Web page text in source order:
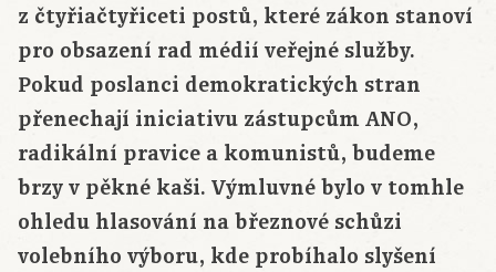
z čtyřiačtyřiceti postů, které zákon stanoví
pro obsazení rad médií veřejné služby.
Pokud poslanci demokratických stran
přenechají iniciativu zástupcům ANO,
radikální pravice a komunistů, budeme
brzy v pěkné kaši. Výmluvné bylo v tomhle
ohledu hlasování na březnové schůzi
volebního výboru, kde probíhalo slyšení